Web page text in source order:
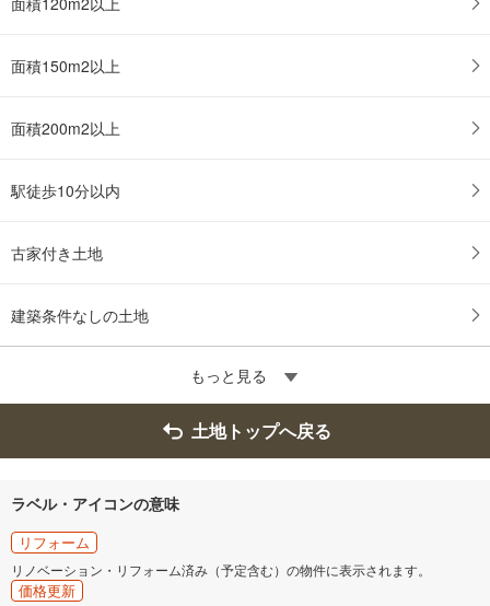
面積150m2以上
面積200m2以上
駅徒歩10分以内
古家付き土地
建築条件なしの土地
もっと見る
土地トップへ戻る
ラベル・アイコンの意味
リフォーム
リノベーション・リフォーム済み（予定含む）の物件に表示されます。
価格更新